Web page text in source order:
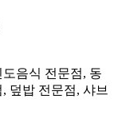
음식 전문점, 동
덮밥 전문점, 샤브